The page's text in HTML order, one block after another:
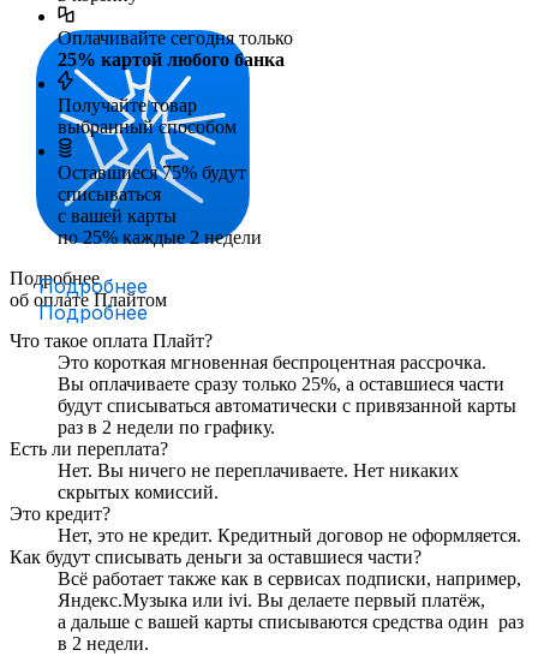
Подробнее
Подробнее
Оплачивайте сегодня только
25% картой любого банка
Получайте товар
выбранный способом
Оставшиеся75% будут
списываться
с вашей карты
по 25% каждые 2 недели
Подробнее
об оплате Плайтом
Что такое оплата Плайт?
Это короткая мгновенная беспроцентная рассрочка.
Вы оплачиваете сразу только 25%, а оставшиеся части
будут списываться автоматически с привязанной карты
раз в 2 недели по графику.
Есть ли переплата?
Нет. Вы ничего не переплачиваете. Нет никаких
скрытых комиссий.
Это кредит?
Нет, это не кредит. Кредитный договор не оформляется.
Как будут списывать деньги за оставшиеся части?
Всё работает также как в сервисах подписки, например,
Яндекс.Музыка или ivi. Вы делаете первый платёж,
а дальше с вашей карты списываются средства один раз
в 2 недели.